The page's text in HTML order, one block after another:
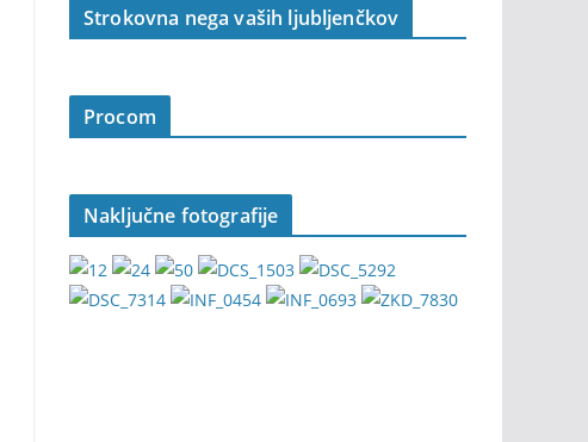
Strokovna nega vaših ljubljenčkov
Procom
Naključne fotografije